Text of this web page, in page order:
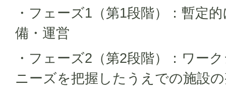
・フェーズ1（第1段階）：暫定
備・運営
・フェーズ2（第2段階）：ワー
ニーズを把握したうえでの施設